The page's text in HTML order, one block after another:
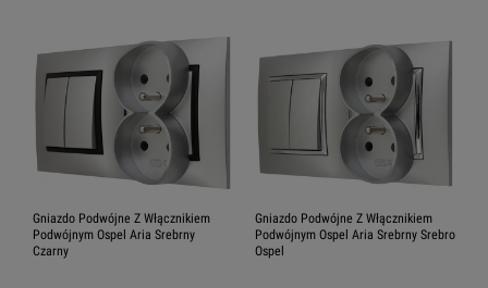
Gniazdo Podwójne Z Włącznikiem
Podwójnym Ospel Aria Srebrny
Czarny
Gniazdo Podwójne Z Włącznikiem
Podwójnym Ospel Aria Srebrny Srebro
Ospel